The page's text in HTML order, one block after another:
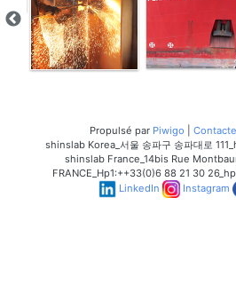
Propulsé par Piwigo
shinslab Korea_서울 송파구 송파대로
shinslab France_14bis Rue
FRANCE_Hp1:++33(0)6 88 21 30
LinkedIn
Instagram